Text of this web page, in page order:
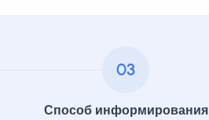
03
Способ информирования